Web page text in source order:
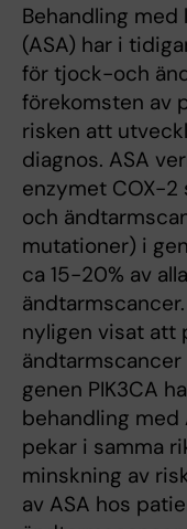
Behandling
(ASA) har i
för tjock-och
förekomsten av
risken att
diagnos. ASA
enzymet COX-
och
mutationer) i
ca 15-20% av
nyligen visat
genen PIK3CA
behandling med
pekar i samma
minskning av
av ASA hos